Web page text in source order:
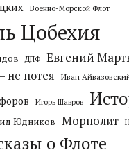
Военно-Морской Флот
Цобехия
ДПФ Евгений
не потея Иван
Игорь Шавров
Юдников Морполит
о Флоте